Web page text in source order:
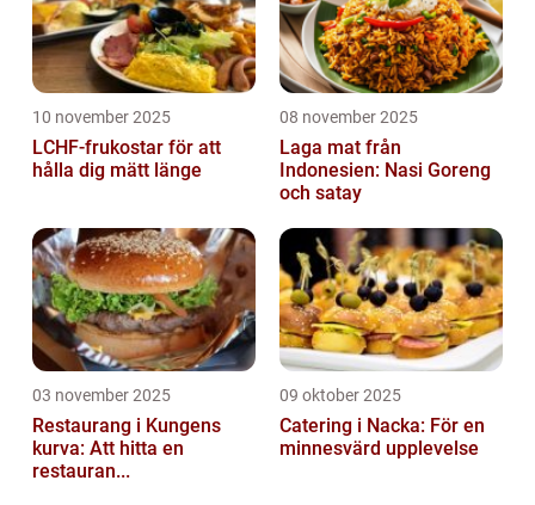
10 november 2025
LCHF-frukostar för att
hålla dig mätt länge
08 november 2025
Laga mat från
Indonesien: Nasi Goreng
och satay
03 november 2025
Restaurang i Kungens
kurva: Att hitta en
restauran...
09 oktober 2025
Catering i Nacka: För en
minnesvärd upplevelse